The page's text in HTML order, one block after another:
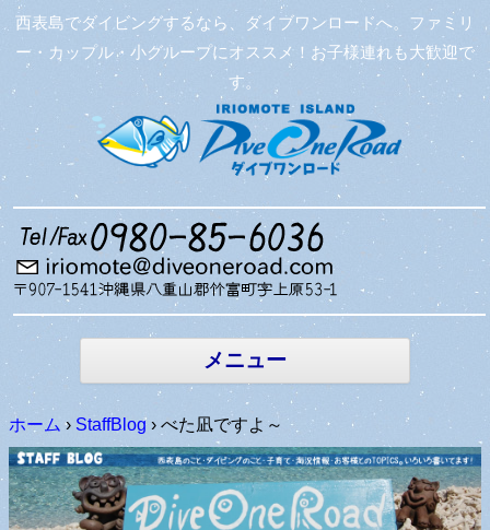
西表島でダイビングするなら、ダイブワンロードへ。ファミリ
ー・カップル・小グループにオススメ！お子様連れも大歓迎で
す。
メニュー
コンテン
ホーム › StaffBlog › べた凪ですよ～